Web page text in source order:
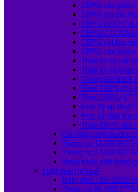
CBPG sản
CBPG sợi dài
CBPG và CTC
CBPG/CTC/
CBPG vật liệu
CBPG sản
Thuế tự vệ sản
Thuế tự vệ phân
Chống lẩn tránh
Thuế CBPG cho
Thuế CBPG/
Hoa Kỳ áp thuế
Hoa Kỳ điều tra
Thuế CBPG đối
Các Nghị định hướng
Thông tư 12/2018/TT-
Thông tư 37/2019/TT-
Nhập khẩu mặt hàng
Luật quản lý thuế
Nghị định 126/2020/
Thông tư 06/2021/TT-